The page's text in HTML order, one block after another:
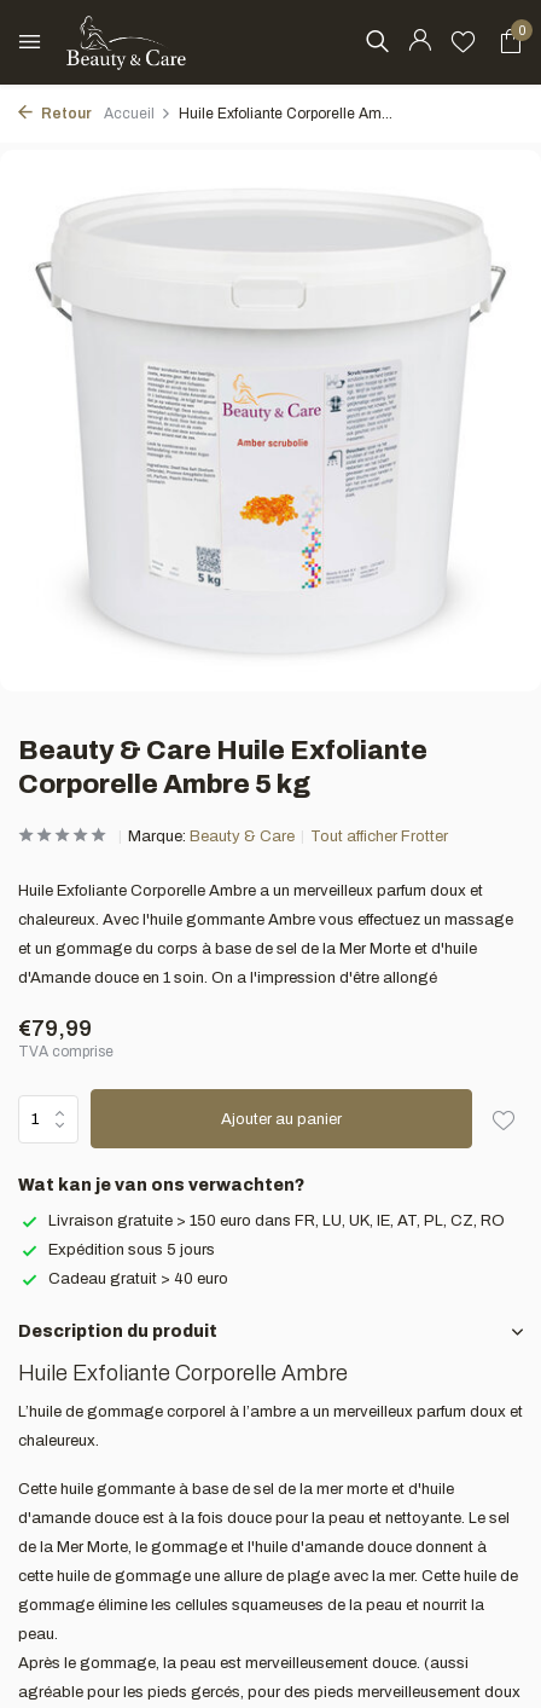
0
Retour Accueil Huile Exfoliante Corporelle Am...
Beauty & Care Huile Exfoliante
Corporelle Ambre 5 kg
Marque: Beauty & Care Tout afficher Frotter
Huile Exfoliante Corporelle Ambre a un merveilleux parfum doux et
chaleureux. Avec l'huile gommante Ambre vous effectuez un massage
et un gommage du corps à base de sel de la Mer Morte et d'huile
d'Amande douce en 1 soin. On a l'impression d'être allongé
€79,99
TVA comprise
Ajouter au panier
Wat kan je van ons verwachten?
Livraison gratuite > 150 euro dans FR, LU, UK, IE, AT, PL, CZ, RO
Expédition sous 5 jours
Cadeau gratuit > 40 euro
Description du produit
Huile Exfoliante Corporelle Ambre
L’huile de gommage corporel à l’ambre a un merveilleux parfum doux et
chaleureux.
Cette huile gommante à base de sel de la mer morte et d'huile
d'amande douce est à la fois douce pour la peau et nettoyante. Le sel
de la Mer Morte, le gommage et l'huile d'amande douce donnent à
cette huile de gommage une allure de plage avec la mer. Cette huile de
gommage élimine les cellules squameuses de la peau et nourrit la
peau.
Après le gommage, la peau est merveilleusement douce. (aussi
agréable pour les pieds gercés, pour des pieds merveilleusement doux